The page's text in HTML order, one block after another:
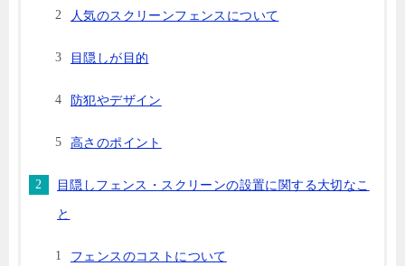
人気のスクリーンフェンスについて
目隠しが目的
防犯やデザイン
高さのポイント
目隠しフェンス・スクリーンの設置に関する大切なこ
と
フェンスのコストについて